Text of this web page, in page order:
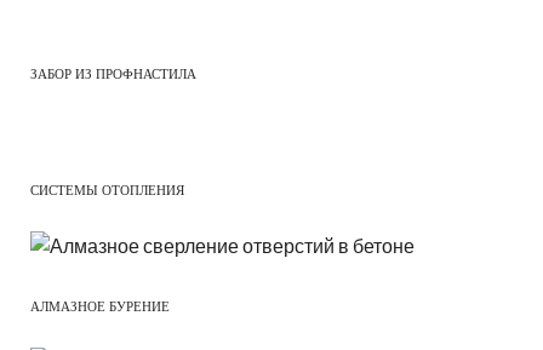
ЗАБОР ИЗ ПРОФНАСТИЛА
СИСТЕМЫ ОТОПЛЕНИЯ
АЛМАЗНОЕ БУРЕНИЕ